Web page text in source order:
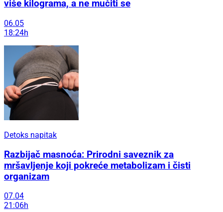
više kilograma, a ne mučiti se
06.05
18:24h
Detoks napitak
Razbijač masnoća: Prirodni saveznik za
mršavljenje koji pokreće metabolizam i čisti
organizam
07.04
21:06h